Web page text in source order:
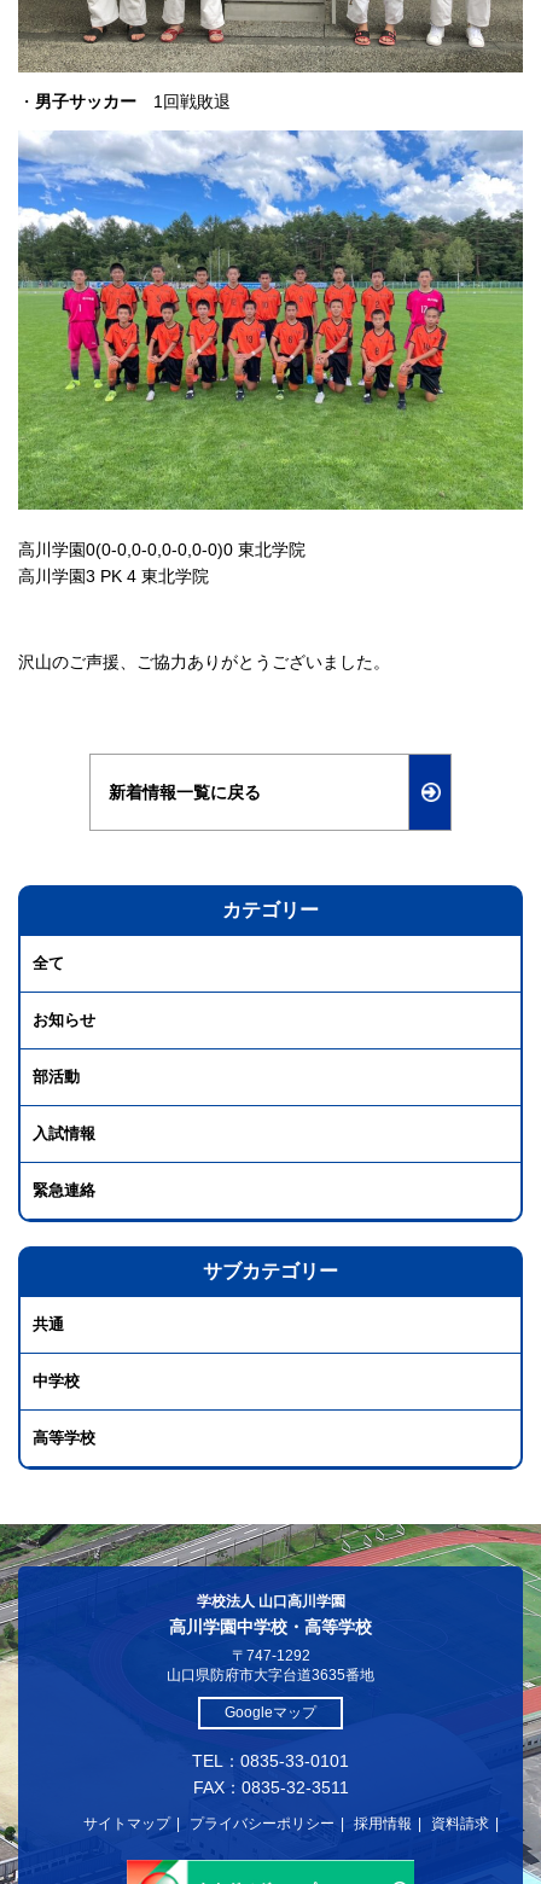
・ 男子サッカー 1回戦敗退
高川学園0(0-0,0-0,0-0,0-0)0 東北学院
高川学園3 PK 4 東北学院
沢山のご声援、ご協力ありがとうございました。
新着情報一覧に戻る
カテゴリー
全て
お知らせ
部活動
入試情報
緊急連絡
サブカテゴリー
共通
中学校
高等学校
学校法人 山口高川学園
高川学園中学校・高等学校
〒747-1292
山口県防府市大字台道3635番地
Googleマップ
TEL：0835-33-0101
FAX：0835-32-3511
サイトマップ プライバシーポリシー 採用情報 資料請求